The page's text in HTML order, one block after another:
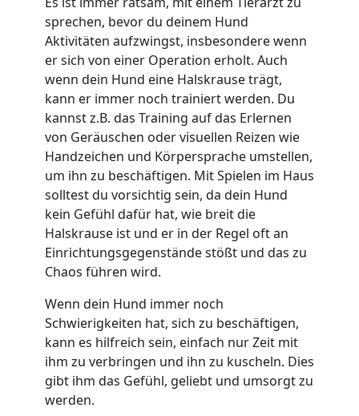
sprechen, bevor du deinem Hund
Aktivitäten aufzwingst, insbesondere wenn
er sich von einer Operation erholt. Auch
wenn dein Hund eine Halskrause trägt,
kann er immer noch trainiert werden. Du
kannst z.B. das Training auf das Erlernen
von Geräuschen oder visuellen Reizen wie
Handzeichen und Körpersprache umstellen,
um ihn zu beschäftigen. Mit Spielen im Haus
solltest du vorsichtig sein, da dein Hund
kein Gefühl dafür hat, wie breit die
Halskrause ist und er in der Regel oft an
Einrichtungsgegenstände stößt und das zu
Chaos führen wird.
Wenn dein Hund immer noch
Schwierigkeiten hat, sich zu beschäftigen,
kann es hilfreich sein, einfach nur Zeit mit
ihm zu verbringen und ihn zu kuscheln. Dies
gibt ihm das Gefühl, geliebt und umsorgt zu
werden.